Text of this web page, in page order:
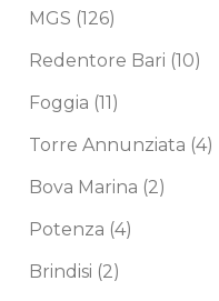
MGS (126)
Redentore Bari (10)
Foggia (11)
Torre Annunziata (4)
Bova Marina (2)
Potenza (4)
Brindisi (2)